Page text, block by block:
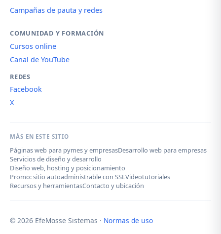
Campañas de pauta y redes
COMUNIDAD Y FORMACIÓN
Cursos online
Canal de YouTube
REDES
Facebook
X
MÁS EN ESTE SITIO
Páginas web para pymes y empresasDesarrollo web para empresas
Servicios de diseño y desarrollo
Diseño web, hosting y posicionamiento
Promo: sitio autoadministrable con SSLVideotutoriales
Recursos y herramientasContacto y ubicación
© 2026 EfeMosse Sistemas · Normas de uso